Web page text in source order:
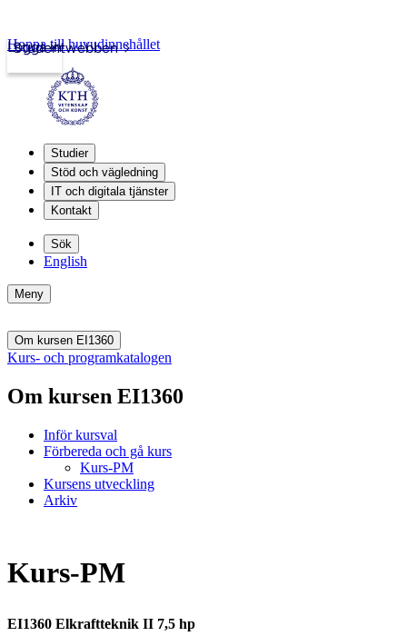
Studentwebben
Logga in
Hoppa till huvudinnehållet
Studier
Stöd och vägledning
IT och digitala tjänster
Kontakt
Sök
English
Meny
Om kursen EI1360
Kurs- och programkatalogen
Om kursen EI1360
Inför kursval
Förbereda och gå kurs
Kurs-PM
Kursens utveckling
Arkiv
Kurs-PM
EI1360 Elkraftteknik II 7,5 hp